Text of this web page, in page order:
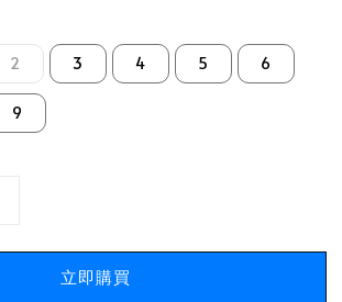
2 3 4 5 6
9
立即購買